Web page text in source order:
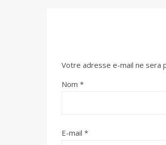
Votre adresse e-mail ne sera
Nom *
E-mail *